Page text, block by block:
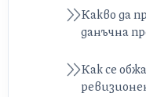
Какво да
данъчна
Как се